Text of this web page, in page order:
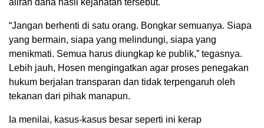
aliran dana hasil kejahatan tersebut.
“Jangan berhenti di satu orang. Bongkar semuanya. Siapa
yang bermain, siapa yang melindungi, siapa yang
menikmati. Semua harus diungkap ke publik,” tegasnya.
Lebih jauh, Hosen mengingatkan agar proses penegakan
hukum berjalan transparan dan tidak terpengaruh oleh
tekanan dari pihak manapun.
Ia menilai, kasus-kasus besar seperti ini kerap